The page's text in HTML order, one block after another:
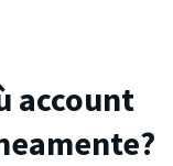
account